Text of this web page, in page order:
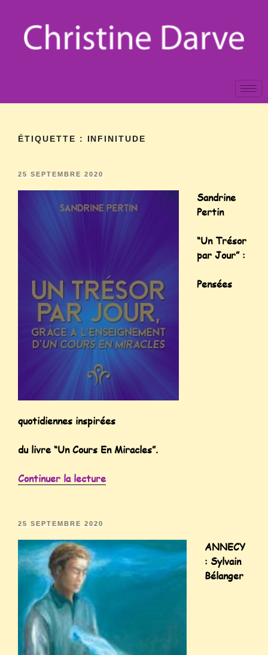
ÉTIQUETTE : INFINITUDE
25 SEPTEMBRE 2020
Sandrine
Pertin
“Un Trésor
par Jour” :
Pensées
quotidiennes inspirées
du livre “Un Cours En Miracles”.
Continuer la lecture
25 SEPTEMBRE 2020
ANNECY
: Sylvain
Bélanger